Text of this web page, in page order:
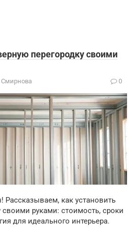
перегородку своими
Смирнова 0
Рассказываем, как установить
своими руками: стоимость, сроки
для идеального интерьера.